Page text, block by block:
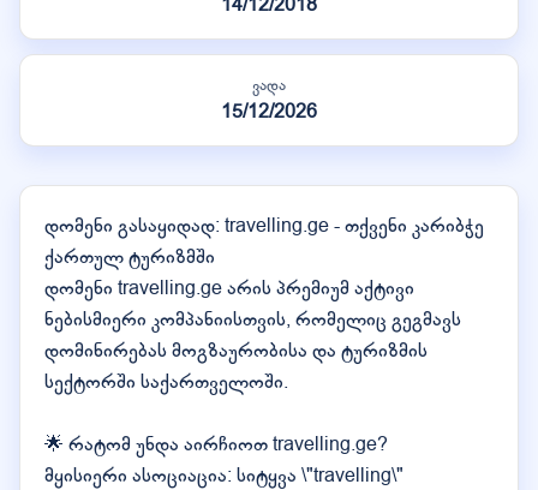
ვადა
15/12/2026
დომენი გასაყიდად: travelling.ge - თქვენი კარიბჭე
ქართულ ტურიზმში
დომენი travelling.ge არის პრემიუმ აქტივი
ნებისმიერი კომპანიისთვის, რომელიც გეგმავს
დომინირებას მოგზაურობისა და ტურიზმის
სექტორში საქართველოში.
🌟 რატომ უნდა აირჩიოთ travelling.ge?
მყისიერი ასოციაცია: სიტყვა \"travelling\"